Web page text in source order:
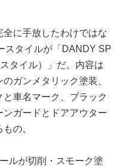
に手放したわけではな
スタイルが「DANDY SP
タイル）」だ。内容は
ガンメタリック塗装、
車名マーク、ブラック
ガードとドアアウター
の。
ルが切削・スモーク塗